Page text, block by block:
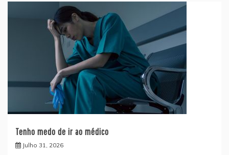
Tenho medo de ir ao médico
Julho 31, 2026